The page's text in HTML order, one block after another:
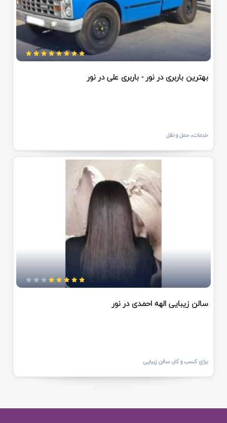
بهترین باربری در نور - باربری علی در نور
خدمات، حمل و نقل
سالن زیبایی الهه احمدی در نور
برای کسب و کار، سالن زیبایی